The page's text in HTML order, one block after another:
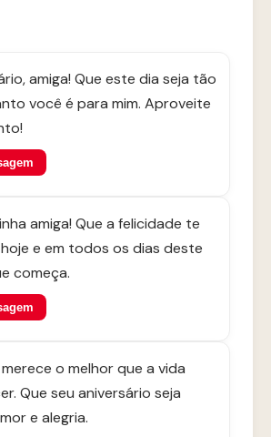
amiga! Que este dia seja tão
você é para mim. Aproveite
amiga! Que a felicidade te
e em todos os dias deste
começa.
o melhor que a vida
Que seu aniversário seja
e alegria.